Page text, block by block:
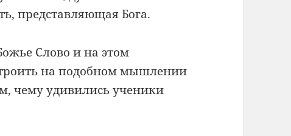
представляющая Бога.
Слово и на этом
на подобном мышлении
чему удивились ученики